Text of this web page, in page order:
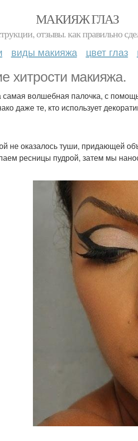
МАКИЯЖ ГЛАЗ
отзывы. как правильно
виды макияжа цвет глаз
хитрости макияжа.
самая волшебная палочка, с
даже те, кто использует
не оказалось туши, придающей
ресницы пудрой, затем мы